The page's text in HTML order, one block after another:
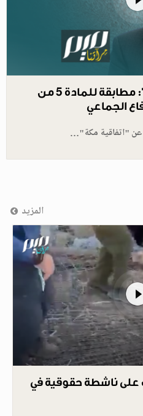
فيدان عن "اتفاقية مكة": مطابقة للمادة 5 من
الجماعي
عن "اتفاقية مكة"…
المزيد
ناشطة حقوقية في